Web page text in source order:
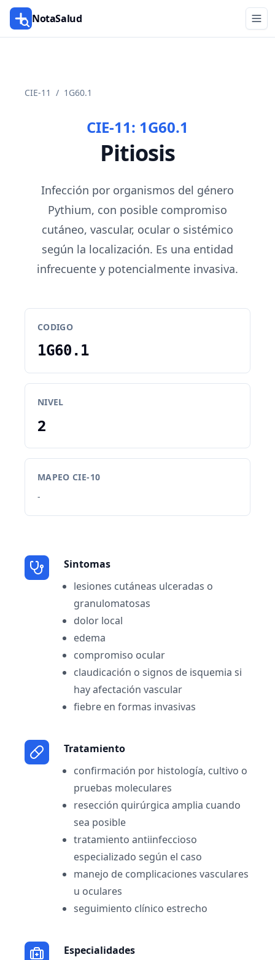
NotaSalud
CIE-11 / 1G60.1
CIE-11: 1G60.1
Pitiosis
Infección por organismos del género
Pythium, con posible compromiso
cutáneo, vascular, ocular o sistémico
según la localización. Es una entidad
infrecuente y potencialmente invasiva.
CODIGO
1G60.1
NIVEL
2
MAPEO CIE-10
-
Sintomas
lesiones cutáneas ulceradas o
granulomatosas
dolor local
edema
compromiso ocular
claudicación o signos de isquemia si
hay afectación vascular
fiebre en formas invasivas
Tratamiento
confirmación por histología, cultivo o
pruebas moleculares
resección quirúrgica amplia cuando
sea posible
tratamiento antiinfeccioso
especializado según el caso
manejo de complicaciones vasculares
u oculares
seguimiento clínico estrecho
Especialidades